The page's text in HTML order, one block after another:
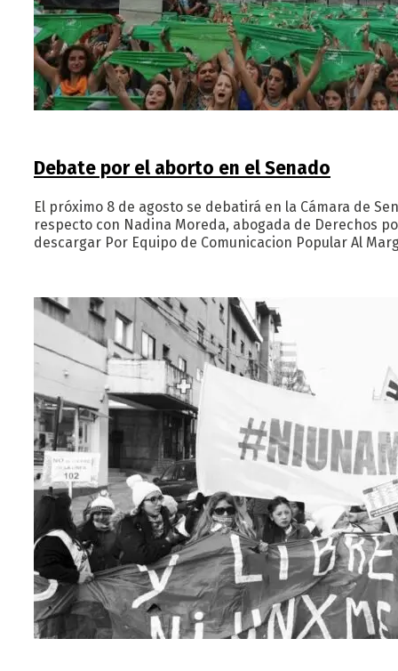
Debate por el aborto en el Senado
El próximo 8 de agosto se debatirá en la Cámara de
respecto con Nadina Moreda, abogada de Derechos
descargar Por Equipo de Comunicacion Popular Al